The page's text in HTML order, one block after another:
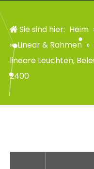
Sie sind hier: Heim
» Linear & Rahmen »
lineare Leuchten,
2400